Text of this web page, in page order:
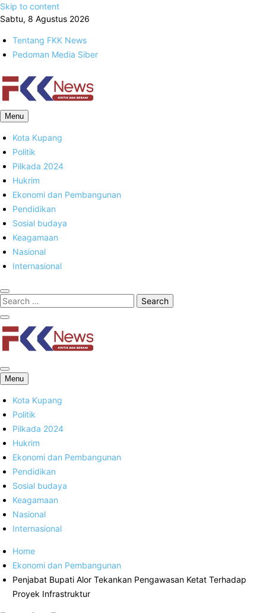
Skip to content
Sabtu, 8 Agustus 2026
Tentang FKK News
Pedoman Media Siber
FKK News
Menu
Kota Kupang
Politik
Pilkada 2024
Hukrim
Ekonomi dan Pembangunan
Pendidikan
Sosial budaya
Keagamaan
Nasional
Internasional
FKK News
Menu
Kota Kupang
Politik
Pilkada 2024
Hukrim
Ekonomi dan Pembangunan
Pendidikan
Sosial budaya
Keagamaan
Nasional
Internasional
Home
Ekonomi dan Pembangunan
Penjabat Bupati Alor Tekankan Pengawasan Ketat Terhadap
Proyek Infrastruktur